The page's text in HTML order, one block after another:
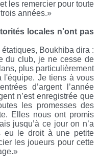
les remercier pour toute
trois années.»
locales n'ont pas
Boukhiba dira :
du club, je ne cesse de
plus particulièrement
l'équipe. Je tiens à vous
d’argent l’année
n’est enregistrée que
les promesses des
Elles nous ont promis
jusqu’à ce jour on n’a
eu le droit à une petite
les joueurs pour cette